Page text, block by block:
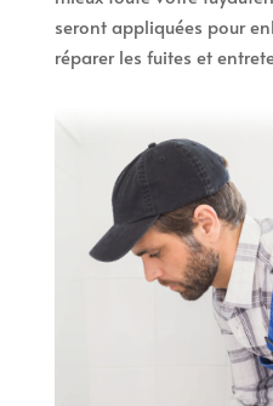
seront appliquées pour
réparer les fuites et